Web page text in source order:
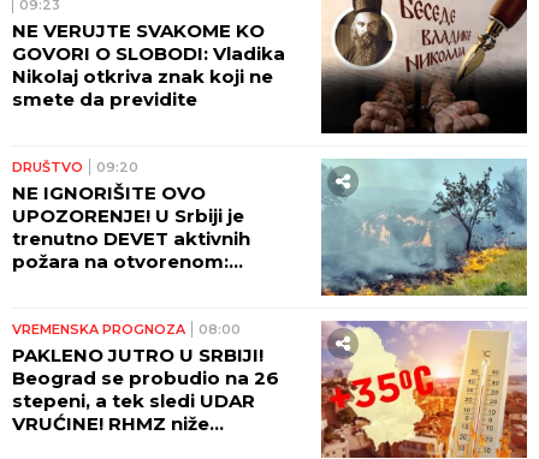
09:23
NE VERUJTE SVAKOME KO
GOVORI O SLOBODI: Vladika
Nikolaj otkriva znak koji ne
smete da previdite
DRUŠTVO 09:20
NE IGNORIŠITE OVO
UPOZORENJE! U Srbiji je
trenutno DEVET aktivnih
požara na otvorenom:
VREMENSKA PROGNOZA 08:00
PAKLENO JUTRO U SRBIJI!
Beograd se probudio na 26
stepeni, a tek sledi UDAR
VRUĆINE! RHMZ niže